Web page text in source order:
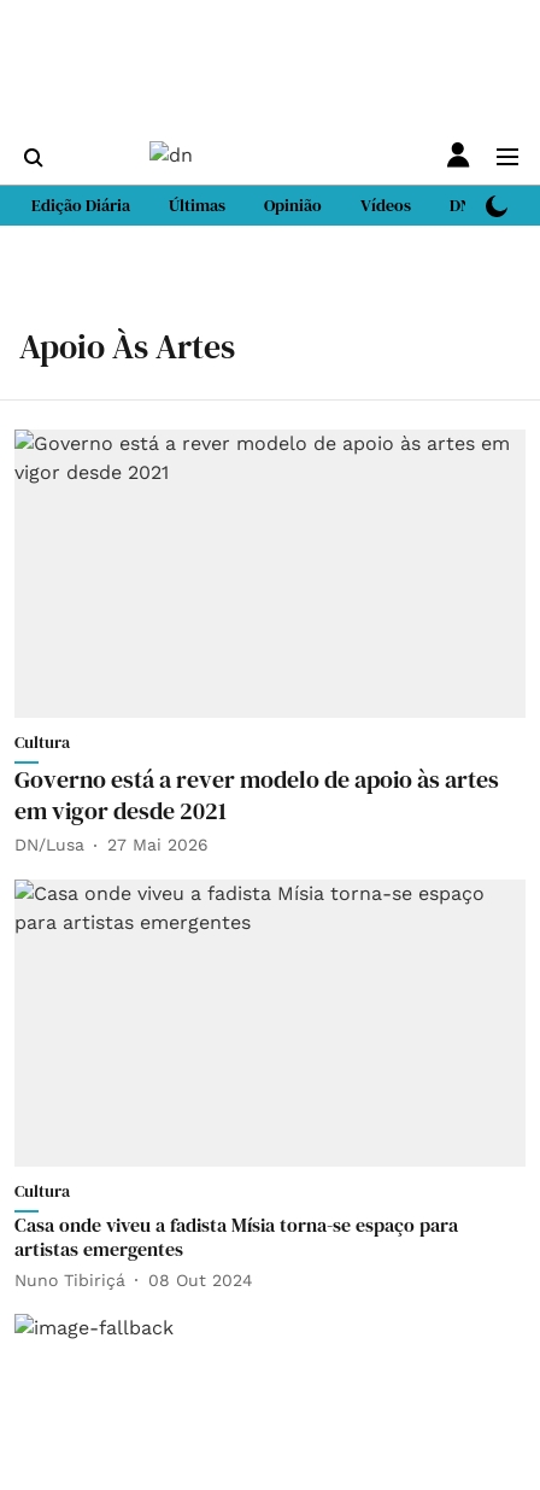
Edição Diária Últimas Opinião Vídeos DN Sport
Apoio Às Artes
Cultura
Governo está a rever modelo de apoio às artes
em vigor desde 2021
DN/Lusa 27 Mai 2026
Cultura
Casa onde viveu a fadista Mísia torna-se espaço para
artistas emergentes
Nuno Tibiriçá 08 Out 2024